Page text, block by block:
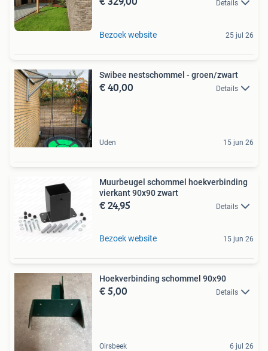
Details
Bezoek website 25 jul 26
Swibee nestschommel - groen/zwart
€ 40,00 Details
Uden 15 jun 26
Muurbeugel schommel hoekverbinding
vierkant 90x90 zwart
€ 24,95 Details
Bezoek website 15 jun 26
Hoekverbinding schommel 90x90
€ 5,00 Details
Oirsbeek 6 jul 26